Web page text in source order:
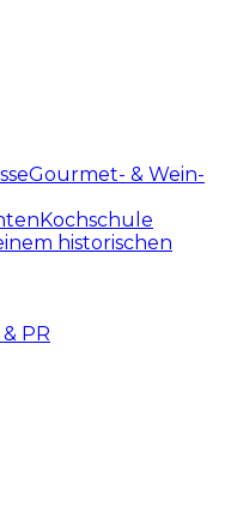
Gourmet- & Wein-
Kochschule
historischen
PR